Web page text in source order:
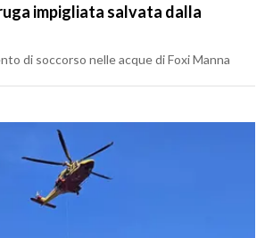
impigliata salvata dalla
di soccorso nelle acque di Foxi Manna